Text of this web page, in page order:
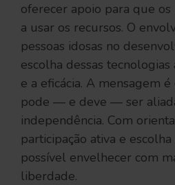
oferecer apoio para que
a usar os recursos. O
pessoas idosas no
escolha dessas tecnologias
e a eficácia. A mensagem
pode — e deve — ser
independência. Com
participação ativa e escolha
possível envelhecer com
liberdade.